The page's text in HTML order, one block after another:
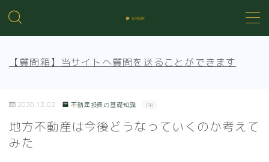
売買知識
【質問箱】当サイトへ質問を送ることができます
2020.12.02 不動産投資の基礎知識 PR
地方不動産は今後どうなっていくのか考えて
みた